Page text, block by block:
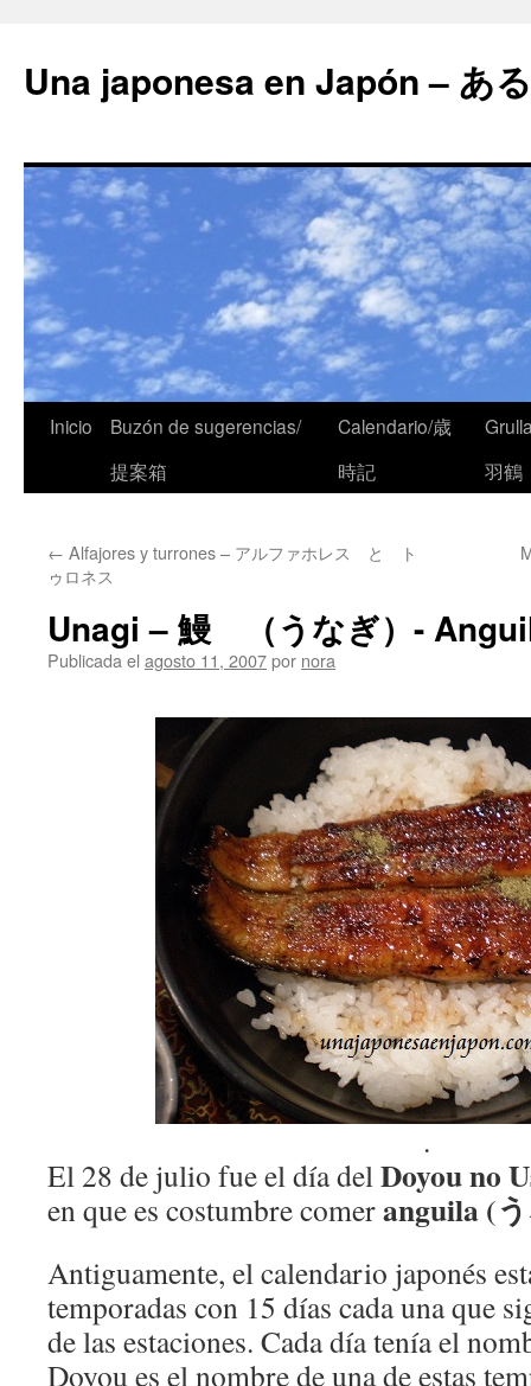
Una japonesa en Japón – あ
Inicio
Buzón de sugerencias/
提案箱
Calendario/歳
時記
羽鶴
← Alfajores y turrones – アルファホレス と ト
ゥロネス
Unagi – 鰻 （うなぎ）-
Publicada el agosto 11, 2007por nora
.
El 28 de julio fue el día delDoyou no
en que es costumbre comeranguila(
Antiguamente, el calendario japonés
temporadas con 15 días cada una que
de las estaciones. Cada día tenía el
Doyou es el nombre de una de estas